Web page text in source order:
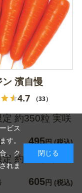
ン 濱自慢
4.7 （33）
定 約350粒 実咲
495円(税込)
約700粒 実咲
605円 (税込)
ビス
す。
、ク
れま
閉じる